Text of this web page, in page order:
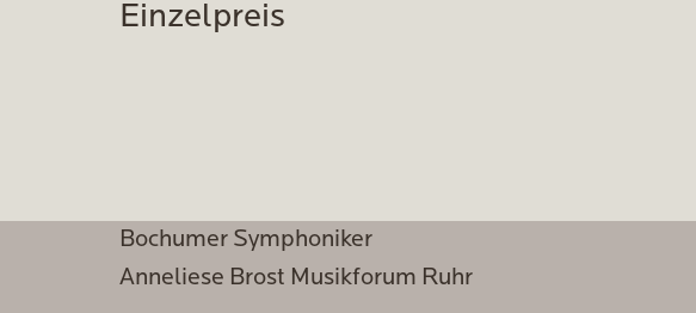
Einzelpreis
Bochumer Symphoniker
Anneliese Brost Musikforum Ruhr